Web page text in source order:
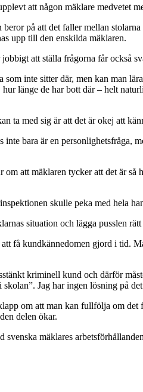
att någon mäklare medvetet
på att det faller mellan
upp till den enskilda mäklaren.
jobbigt att ställa frågorna får också
som inte sitter där, men kan man
länge de har bott där – helt
ta med sig är att det är okej att
inte bara är en
om att mäklaren tycker att det är
skulle peka med hela
situation och lägga pusslen
att få kundkännedomen gjord i tid.
kriminell kund och därför
skolan”. Jag har ingen lösning på
om att man kan fullfölja om
delen ökar.
svenska mäklares